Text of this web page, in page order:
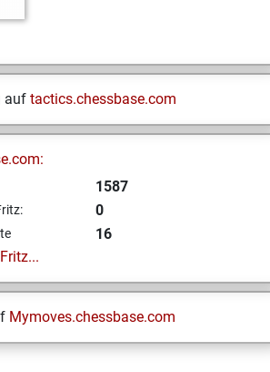
auf tactics.chessbase.com
1587
0
16
Mymoves.chessbase.com